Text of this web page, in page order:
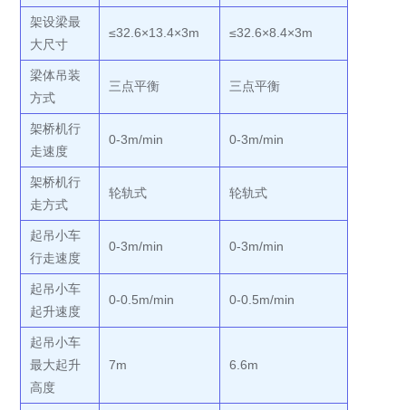
架设梁最
大尺寸
≤32.6×13.4×3m ≤32.6×8.4×3m
梁体吊装
方式
三点平衡 三点平衡
架桥机行
走速度
0-3m/min 0-3m/min
架桥机行
走方式
轮轨式 轮轨式
起吊小车
行走速度
0-3m/min 0-3m/min
起吊小车
起升速度
0-0.5m/min 0-0.5m/min
起吊小车
最大起升
高度
7m 6.6m